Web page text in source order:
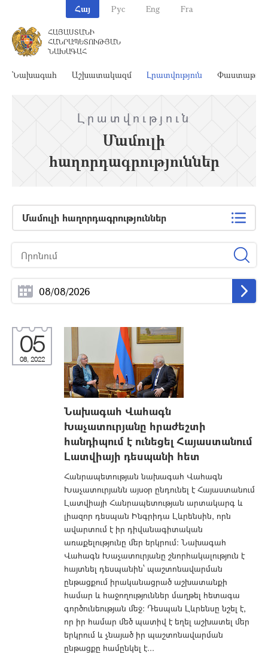
Հայ Рус Eng Fra
ՀԱՅԱՍՏԱՆԻ
ՀԱՆՐԱՊԵՏՈՒԹՅԱՆ
ՆԱԽԱԳԱՀ
Նախագահ Աշխատակազմ Լրատվություն
Լրատվություն
Մամուլի
հաղորդագրություններ
Մամուլի հաղորդագրություններ
05
08, 2022
Նախագահ Վահագն
Խաչատուրյանը հրաժեշտի
հանդիպում է ունեցել Հայաստանում
Լատվիայի դեսպանի հետ
Հանրապետության նախագահ Վահագն
Խաչատուրյանն այսօր ընդունել է Հայաստանում
Լատվիայի Հանրապետության արտակարգ և
լիազոր դեսպան Ինգրիդա Լևրենսին, որն
ավարտում է իր դիվանագիտական
առաքելությունը մեր երկրում: Նախագահ
Վահագն Խաչատուրյանը շնորհակալություն է
հայտնել դեսպանին՝ պաշտոնավարման
ընթացքում իրականացրած աշխատանքի
համար և հաջողություններ մաղթել հետագա
գործունեության մեջ։ Դեսպան Լևրենսը նշել է,
որ իր համար մեծ պատիվ է եղել աշխատել մեր
երկրում և չնայած իր պաշտոնավարման
ընթացքը համընկել է...